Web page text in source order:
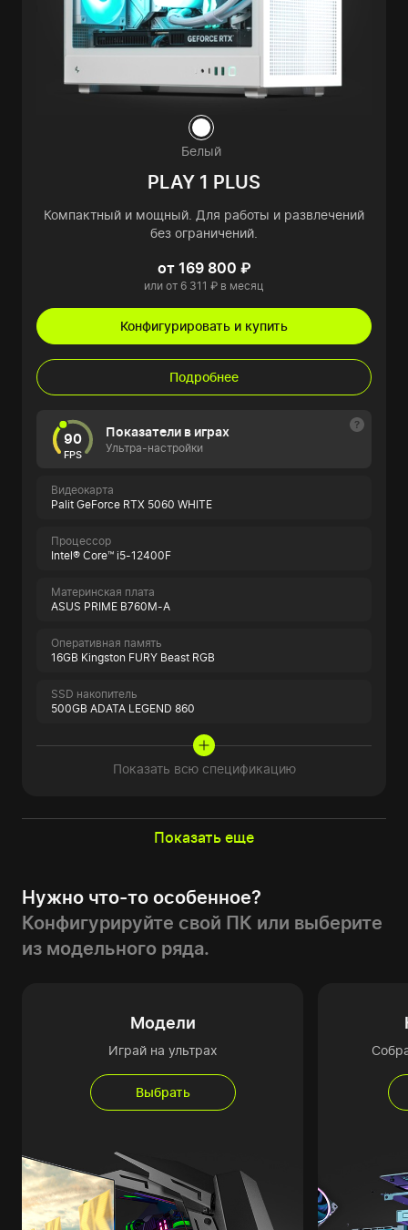
Белый
PLAY 1 PLUS
Компактный и мощный. Для работы и развлечений
без ограничений.
от 169 800 ₽
или от 6 311 ₽ в месяц
Конфигурировать и купить
Подробнее
90
FPS
Показатели в играх
Ультра-настройки
Видеокарта
Palit GeForce RTX 5060 WHITE
Процессор
Intel® Core™ i5-12400F
Материнская плата
ASUS PRIME B760M-A
Оперативная память
16GB Kingston FURY Beast RGB
SSD накопитель
500GB ADATA LEGEND 860
Показать всю спецификацию
Показать еще
Нужно что-то особенное?
Конфигурируйте свой ПК или выберите
из модельного ряда.
Модели
Играй на ультрах
Выбрать